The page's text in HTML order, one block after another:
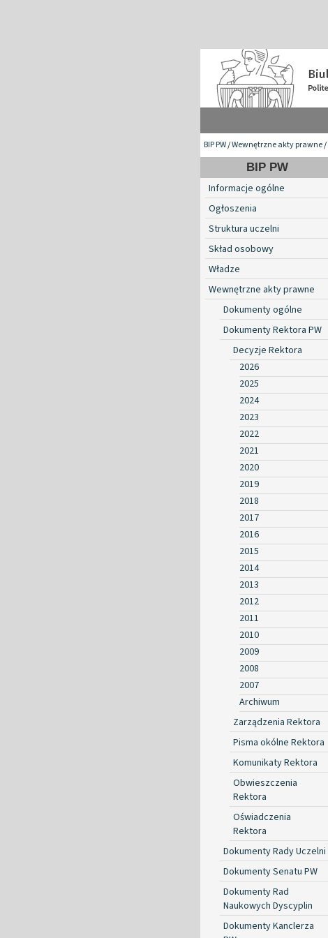
BIP PW/Wewnętrzne akty prawne/
BIP PW
Informacje ogólne
Ogłoszenia
Struktura uczelni
Skład osobowy
Władze
Wewnętrzne akty prawne
Dokumenty ogólne
Dokumenty Rektora PW
Decyzje Rektora
2026
2025
2024
2023
2022
2021
2020
2019
2018
2017
2016
2015
2014
2013
2012
2011
2010
2009
2008
2007
Archiwum
Zarządzenia Rektora
Pisma okólne Rektora
Komunikaty Rektora
Obwieszczenia
Rektora
Oświadczenia
Rektora
Dokumenty Rady Uczelni
Dokumenty Senatu PW
Dokumenty Rad
Naukowych Dyscyplin
Dokumenty Kanclerza